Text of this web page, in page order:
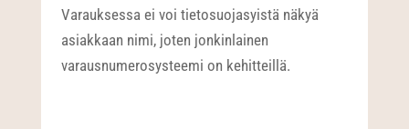
Varauksessa ei voi tietosuojasyistä näkyä
asiakkaan nimi, joten jonkinlainen
varausnumerosysteemi on kehitteillä.